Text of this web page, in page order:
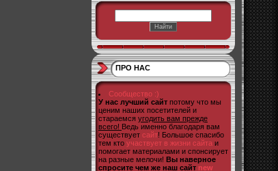
ПРО НАС
Сообщество :)
У нас лучший сайт потому что мы
ценим наших посетителей и
стараемся угодить вам прежде
всего! Ведь именно благодаря вам
существует сайт! Большое спасибо
тем кто участвует в жизни сайта и
помогает материалами и спонсирует
на разные мелочи! Вы наверное
спросите чем же наш сайт new